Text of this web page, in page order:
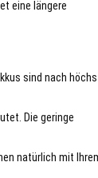
eine längere
sind nach
Die geringe
natürlich mit